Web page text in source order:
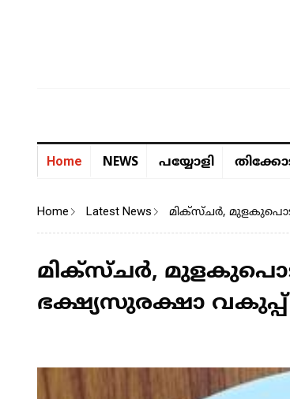
Home NEWS പയ്യോളി
Home Latest News മിക്സ്ചർ,
മിക്സ്ചർ,
ഭക്ഷ്യസുരക്ഷാ